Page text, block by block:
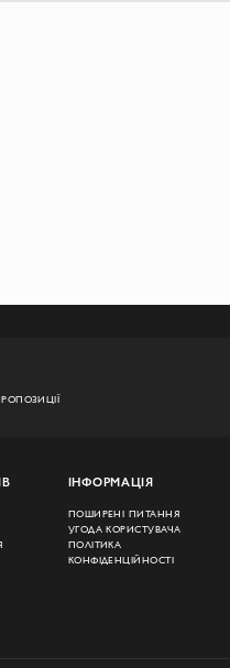
ІНФОРМАЦІЯ
ПОШИРЕНІ ПИТАННЯ
УГОДА КОРИСТУВАЧА
ПОЛІТИКА
КОНФІДЕНЦІЙНОСТІ